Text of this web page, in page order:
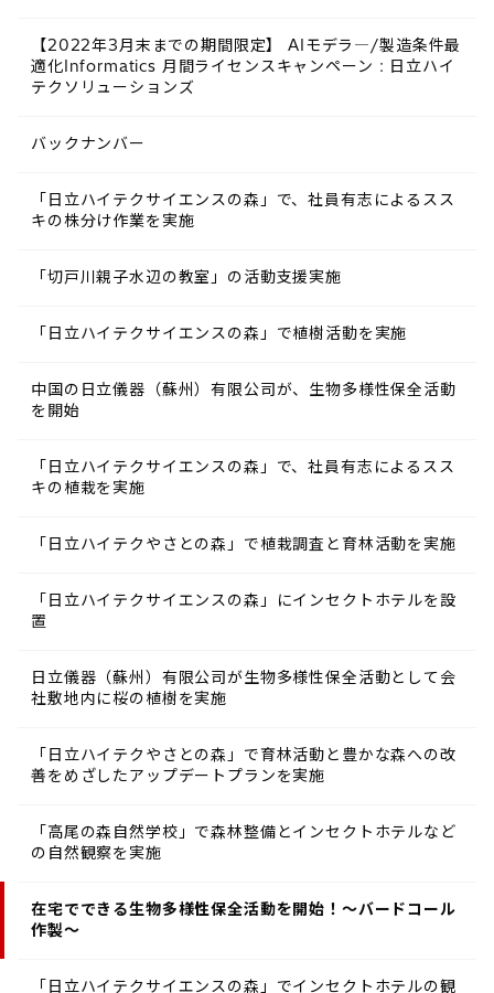
【2022年3月末までの期間限定】 AIモデラ―/製造条件最
適化Informatics 月間ライセンスキャンペーン : 日立ハイ
テクソリューションズ
バックナンバー
「日立ハイテクサイエンスの森」で、社員有志によるスス
キの株分け作業を実施
「切戸川親子水辺の教室」の活動支援実施
「日立ハイテクサイエンスの森」で植樹活動を実施
中国の日立儀器（蘇州）有限公司が、生物多様性保全活動
を開始
「日立ハイテクサイエンスの森」で、社員有志によるスス
キの植栽を実施
「日立ハイテクやさとの森」で植栽調査と育林活動を実施
「日立ハイテクサイエンスの森」にインセクトホテルを設
置
日立儀器（蘇州）有限公司が生物多様性保全活動として会
社敷地内に桜の植樹を実施
「日立ハイテクやさとの森」で育林活動と豊かな森への改
善をめざしたアップデートプランを実施
「高尾の森自然学校」で森林整備とインセクトホテルなど
の自然観察を実施
在宅でできる生物多様性保全活動を開始！～バードコール
作製～
「日立ハイテクサイエンスの森」でインセクトホテルの観